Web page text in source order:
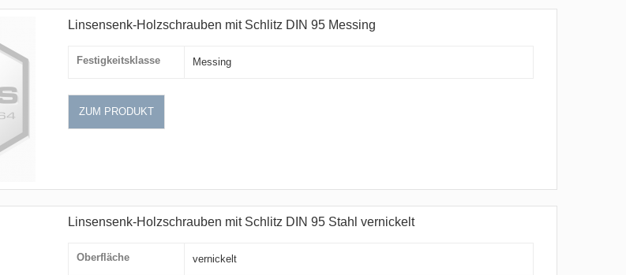
Linsensenk-Holzschrauben mit Schlitz DIN 95 Messing
Festigkeitsklasse Messing
ZUM PRODUKT
Linsensenk-Holzschrauben mit Schlitz DIN 95 Stahl vernickelt
Oberfläche vernickelt